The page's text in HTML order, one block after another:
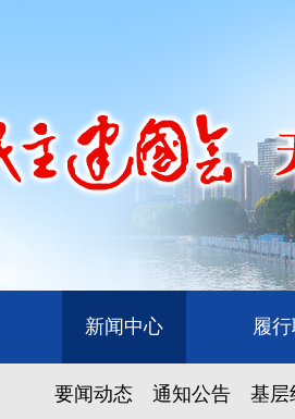
新闻中心 履
要闻动态 通知公告 基层